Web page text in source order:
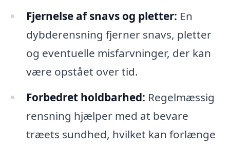
Fjernelse af snavs og pletter: En
dybderensning fjerner snavs, pletter
og eventuelle misfarvninger, der kan
være opstået over tid.
Forbedret holdbarhed: Regelmæssig
rensning hjælper med at bevare
træets sundhed, hvilket kan forlænge